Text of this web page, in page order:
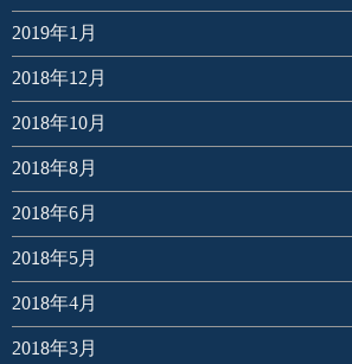
2019年1月
2018年12月
2018年10月
2018年8月
2018年6月
2018年5月
2018年4月
2018年3月